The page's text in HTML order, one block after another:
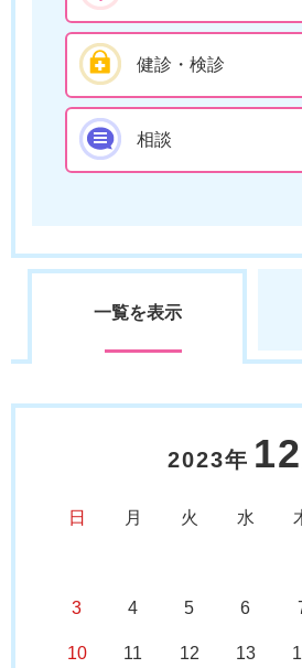
健診・検診
相談
一覧を表示
2023年 12
日 月 火 水
3 4 5 6
10 11 12 13